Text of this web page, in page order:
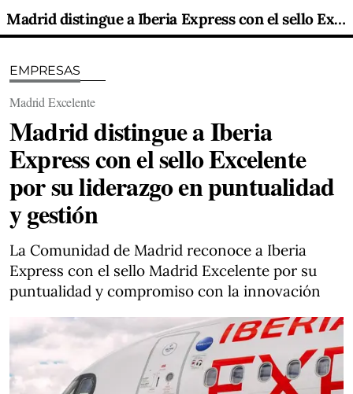
Madrid distingue a Iberia Express con el sello Excelente por su liderazgo en puntualidad y gestión
EMPRESAS
Madrid Excelente
Madrid distingue a Iberia
Express con el sello Excelente
por su liderazgo en puntualidad
y gestión
La Comunidad de Madrid reconoce a Iberia
Express con el sello Madrid Excelente por su
puntualidad y compromiso con la innovación